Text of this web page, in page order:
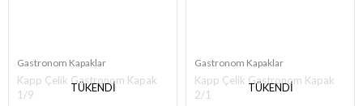
TÜKENDI
Gastronom Kapaklar
Kapp Çelik Gastronom Kapak
1/9
TÜKENDI
Gastronom Kapaklar
Kapp Çelik Gastronom Kapak
2/1